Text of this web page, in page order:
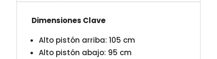
Dimensiones Clave
Alto pistón arriba: 105 cm
Alto pistón abajo: 95 cm